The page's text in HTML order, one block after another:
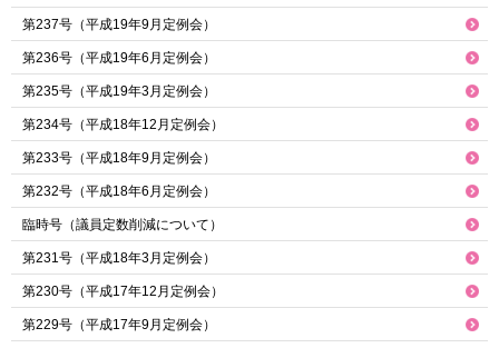
第237号（平成19年9月定例会）
第236号（平成19年6月定例会）
第235号（平成19年3月定例会）
第234号（平成18年12月定例会）
第233号（平成18年9月定例会）
第232号（平成18年6月定例会）
臨時号（議員定数削減について）
第231号（平成18年3月定例会）
第230号（平成17年12月定例会）
第229号（平成17年9月定例会）